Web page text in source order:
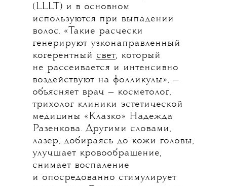
(LLLT) и в основном
используются при выпадении
волос. «Такие расчески
генерируют узконаправленный
когерентный свет, который
не рассеивается и интенсивно
воздействуют на фолликулы», —
объясняет врач — косметолог,
трихолог клиники эстетической
медицины «Клазко» Надежда
Разенкова. Другими словами,
лазер, добираясь до кожи головы,
улучшает кровообращение,
снимает воспаление
и опосредованно стимулирует